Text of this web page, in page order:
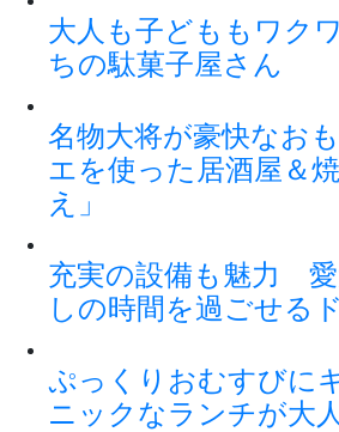
大人も子どももワク
ちの駄菓子屋さん
名物大将が豪快なお
エを使った居酒屋＆
え」
充実の設備も魅力
しの時間を過ごせる
ぷっくりおむすびに
ニックなランチが大